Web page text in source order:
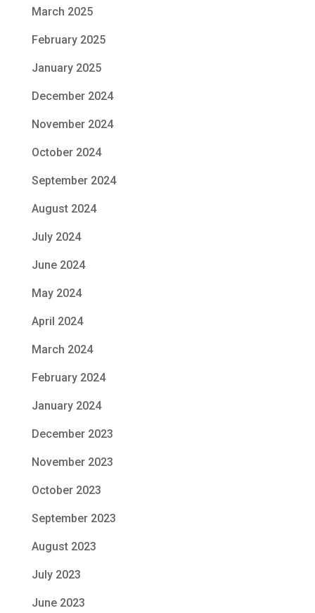
March 2025
February 2025
January 2025
December 2024
November 2024
October 2024
September 2024
August 2024
July 2024
June 2024
May 2024
April 2024
March 2024
February 2024
January 2024
December 2023
November 2023
October 2023
September 2023
August 2023
July 2023
June 2023